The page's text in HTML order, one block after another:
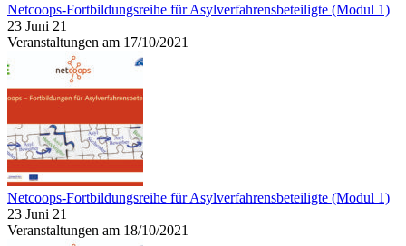
Netcoops-Fortbildungsreihe für Asylverfahrensbeteiligte (Modul 1)
23 Juni 21
Veranstaltungen am 17/10/2021
Netcoops-Fortbildungsreihe für Asylverfahrensbeteiligte (Modul 1)
23 Juni 21
Veranstaltungen am 18/10/2021